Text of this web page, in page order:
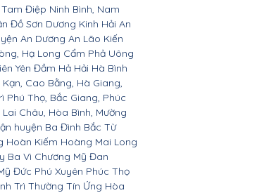
Điệp Ninh Bình, Nam
Đồ Sơn Dương Kinh Hải An
An Dương An Lão Kiến
Hạ Long Cẩm Phả Uông
Yên Đầm Hả Hải Hà Bình
Cao Bằng, Hà Giang,
Phú Thọ, Bắc Giang, Phúc
Lai Châu, Hòa Bình, Mường
huyện Ba Đình Bắc Từ
Hoàn Kiếm Hoàng Mai Long
Ba Vì Chương Mỹ Đan
Đức Phú Xuyên Phúc Thọ
Trì Thường Tín Ứng Hòa